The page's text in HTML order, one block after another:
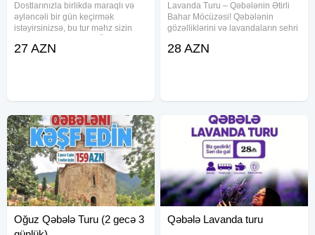
Dostlarınızla birlikdə maraqlı və
əyləncəli bir gün keçirmək
istəyirsinizsə, bu tur məhz sizin
daxildir: - Komfortlu nəqliyyat:
27 AZN
Lavanda Turu – Qəbələnin Ətirli
Bahar Möcüzəsi! Qəbələnin
gözəlliklərini və lavandaların sehri
qeydiyyata tələsin! Yerlər
28 AZN
Oğuz Qəbələ Turu (2 gecə 3
Qəbələ Lavanda turu